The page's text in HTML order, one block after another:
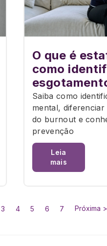
O que é
como
Saiba como
mental,
do burnout e
prevenção
Leia
mais
3 4 5 6 7 Próxima >